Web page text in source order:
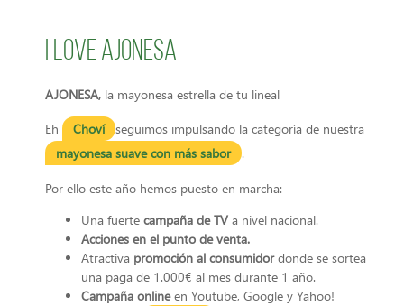
I love Ajonesa
AJONESA, la mayonesa estrella de tu lineal
Eh Choví
seguimos impulsando la categoría de nuestra
mayonesa suavecon más sabor .
Por ello este año hemos puesto en marcha:
Una fuerte campaña de TV a nivel nacional.
Acciones en el punto de venta.
Atractiva promoción al consumidordonde se sortea
una paga de 1.000€ al mes durante 1 año.
Campaña onlineen Youtube, Google y Yahoo!